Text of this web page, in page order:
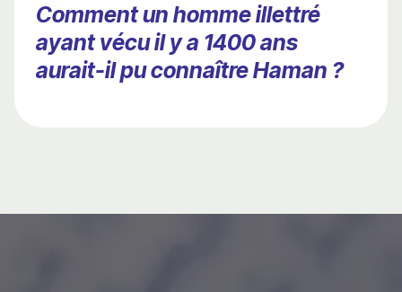
Comment un homme illettré
ayant vécu il y a 1400 ans
aurait-il pu connaître Haman ?